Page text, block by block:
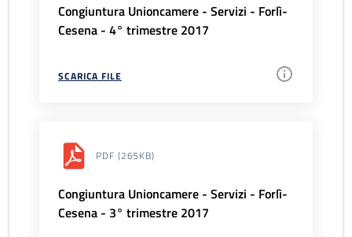
Congiuntura Unioncamere - Servizi - Forlì-
Cesena - 4° trimestre 2017
SCARICA FILE
PDF (265KB)
Congiuntura Unioncamere - Servizi - Forlì-
Cesena - 3° trimestre 2017